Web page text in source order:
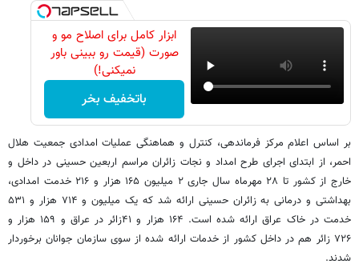
ابزار کامل برای اصلاح مو و
صورت (قیمت رو ببینی باور
نمیکنی!)
باتخفیف بخر
بر اساس اعلام مرکز فرماندهی، کنترل و هماهنگی عملیات امدادی جمعیت هلال
احمر، از ابتدای اجرای طرح امداد و نجات زائران مراسم اربعین حسینی در داخل و
خارج از کشور تا ۲۸ مهرماه سال جاری ۲ میلیون ۱۶۵ هزار و ۲۱۶ خدمت امدادی،
بهداشتی و درمانی به زائران حسینی ارائه شد که یک میلیون و ۷۱۴ هزار و ۵۳۱
خدمت در خاک عراق ارائه شده است. ۱۶۴ هزار و ۴۱زائر در عراق و ۱۵۹ هزار و
۷۲۶ زائر هم در داخل کشور از خدمات ارائه شده از سوی سازمان جوانان برخوردار
شدند.